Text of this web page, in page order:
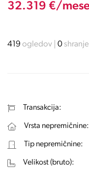
32.319 €/
419 ogledov 0
Transakcija:
Vrsta nepremičnine:
Tip nepremičnine:
Velikost (bruto):